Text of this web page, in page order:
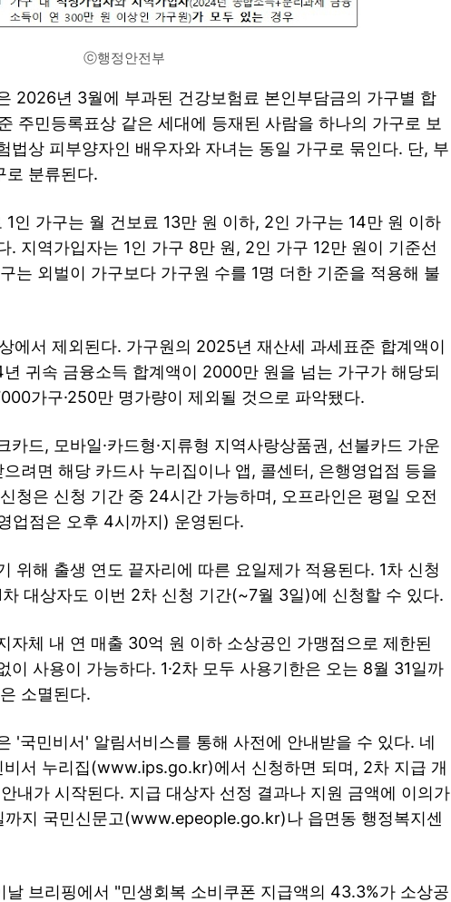
ⓒ행정안전부
2026년 3월에 부과된 건강보험료 본인부담금의 가구별 합
주민등록표상 같은 세대에 등재된 사람을 하나의 가구로 보
법상 피부양자인 배우자와 자녀는 동일 가구로 묶인다. 단, 부
로 분류된다.
인 가구는 월 건보료 13만 원 이하, 2인 가구는 14만 원 이하
. 지역가입자는 1인 가구 8만 원, 2인 가구 12만 원이 기준선
는 외벌이 가구보다 가구원 수를 1명 더한 기준을 적용해 불
에서 제외된다. 가구원의 2025년 재산세 과세표준 합계액이
귀속 금융소득 합계액이 2000만 원을 넘는 가구가 해당되
가구·250만 명가량이 제외될 것으로 파악됐다.
카드, 모바일·카드형·지류형 지역사랑상품권, 선불카드 가운
려면 해당 카드사 누리집이나 앱, 콜센터, 은행영업점 등을
청은 신청 기간 중 24시간 가능하며, 오프라인은 평일 오전
업점은 오후 4시까지) 운영된다.
위해 출생 연도 끝자리에 따른 요일제가 적용된다. 1차 신청
대상자도 이번 2차 신청 기간(~7월 3일)에 신청할 수 있다.
자체 내 연 매출 30억 원 이하 소상공인 가맹점으로 제한된
이 사용이 가능하다. 1·2차 모두 사용기한은 오는 8월 31일까
소멸된다.
'국민비서' 알림서비스를 통해 사전에 안내받을 수 있다. 네
비서 누리집(www.ips.go.kr)에서 신청하면 되며, 2차 지급 개
내가 시작된다. 지급 대상자 선정 결과나 지원 금액에 이의가
까지 국민신문고(www.epeople.go.kr)나 읍면동 행정복지센
날 브리핑에서 "민생회복 소비쿠폰 지급액의 43.3%가 소상공